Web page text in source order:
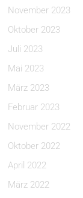
November 2023
Oktober 2023
Juli 2023
Mai 2023
März 2023
Februar 2023
November 2022
Oktober 2022
April 2022
März 2022